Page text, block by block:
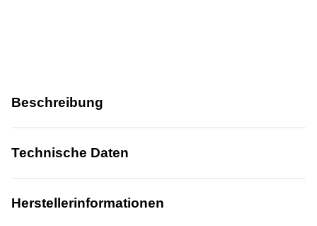
Beschreibung
Technische Daten
Herstellerinformationen